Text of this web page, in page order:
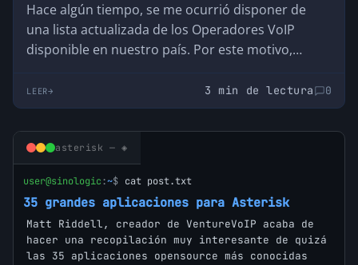
Hace algún tiempo, se me ocurrió disponer de
una lista actualizada de los Operadores VoIP
disponible en nuestro país. Por este motivo,…
LEER 3 min de lectura 0
asterisk — ◈
user@sinologic:~$ cat post.txt
35 grandes aplicaciones para Asterisk
Matt Riddell, creador de VentureVoIP acaba de
hacer una recopilación muy interesante de quizá
las 35 aplicaciones opensource más conocidas